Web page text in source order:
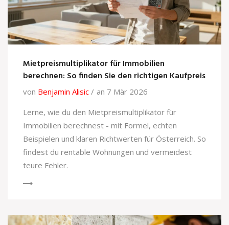
Mietpreismultiplikator für Immobilien
berechnen: So finden Sie den richtigen Kaufpreis
von Benjamin Alisic
an 7 Mär 2026
Lerne, wie du den Mietpreismultiplikator für
Immobilien berechnest - mit Formel, echten
Beispielen und klaren Richtwerten für Österreich. So
findest du rentable Wohnungen und vermeidest
teure Fehler.